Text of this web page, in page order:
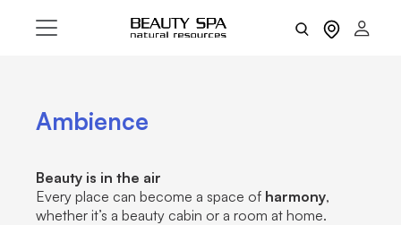
Ambience
Beauty is in the air
Every place can become a space of harmony,
whether it’s a beauty cabin or a room at home.